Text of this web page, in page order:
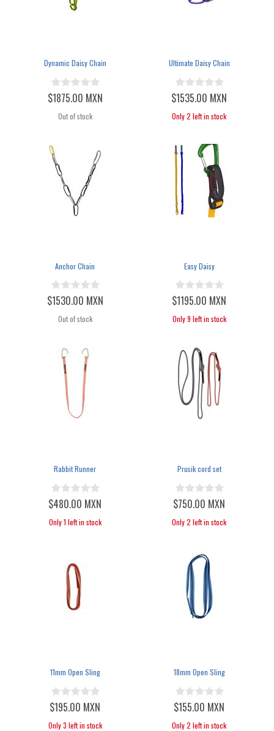
Dynamic Daisy Chain
$1875.00 MXN
Out of stock
Ultimate Daisy Chain
$1535.00 MXN
Only 2 left in stock
Anchor Chain
$1530.00 MXN
Out of stock
Easy Daisy
$1195.00 MXN
Only 9 left in stock
Rabbit Runner
$480.00 MXN
Only 1 left in stock
Prusik cord set
$750.00 MXN
Only 2 left in stock
11mm Open Sling
$195.00 MXN
Only 3 left in stock
18mm Open Sling
$155.00 MXN
Only 2 left in stock